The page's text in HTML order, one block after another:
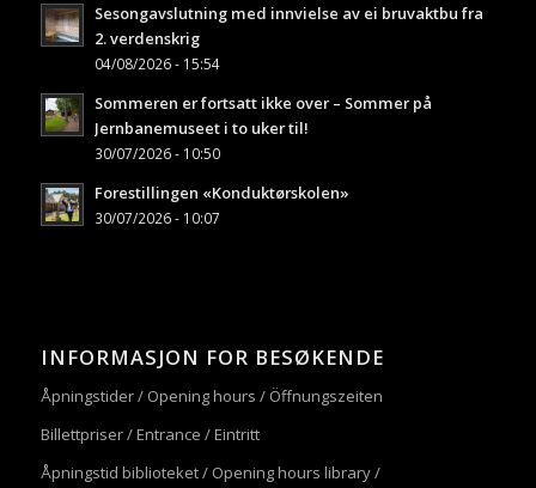
Sesongavslutning med innvielse av ei bruvaktbu fra
2. verdenskrig
04/08/2026 - 15:54
Sommeren er fortsatt ikke over – Sommer på
Jernbanemuseet i to uker til!
30/07/2026 - 10:50
Forestillingen «Konduktørskolen»
30/07/2026 - 10:07
INFORMASJON FOR BESØKENDE
Åpningstider / Opening hours / Öffnungszeiten
Billettpriser / Entrance / Eintritt
Åpningstid biblioteket / Opening hours library /